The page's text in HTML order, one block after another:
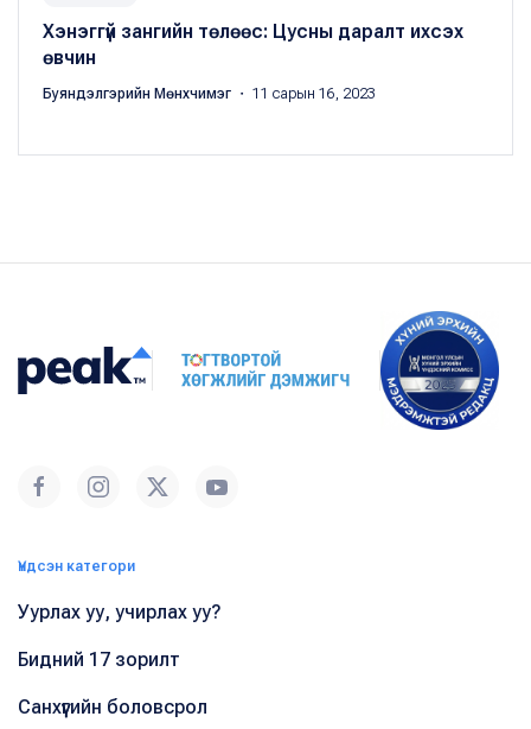
Хэнэггүй зангийн төлөөс: Цусны даралт ихсэх
өвчин
Буяндэлгэрийн Мөнхчимэг ・ 11 сарын 16, 2023
Үндсэн категори
Уурлах уу, учирлах уу?
Бидний 17 зорилт
Санхүүгийн боловсрол